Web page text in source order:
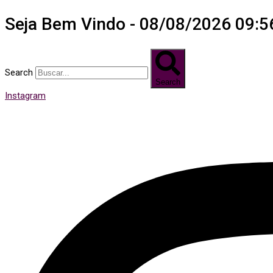
Seja Bem Vindo - 08/08/2026
Search
Search
Instagram